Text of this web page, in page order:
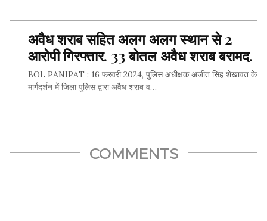
SHARE THIS...
अवैध शराब सहित अलग अलग स्थान से 2
आरोपी गिरफ्तार. 33 बोतल अवैध शराब बरामद.
BOL PANIPAT : 16 फरवरी 2024, पुलिस अधीक्षक अजीत सिंह शेखावत के
मार्गदर्शन में जिला पुलिस द्वारा अवैध शराब व…
COMMENTS